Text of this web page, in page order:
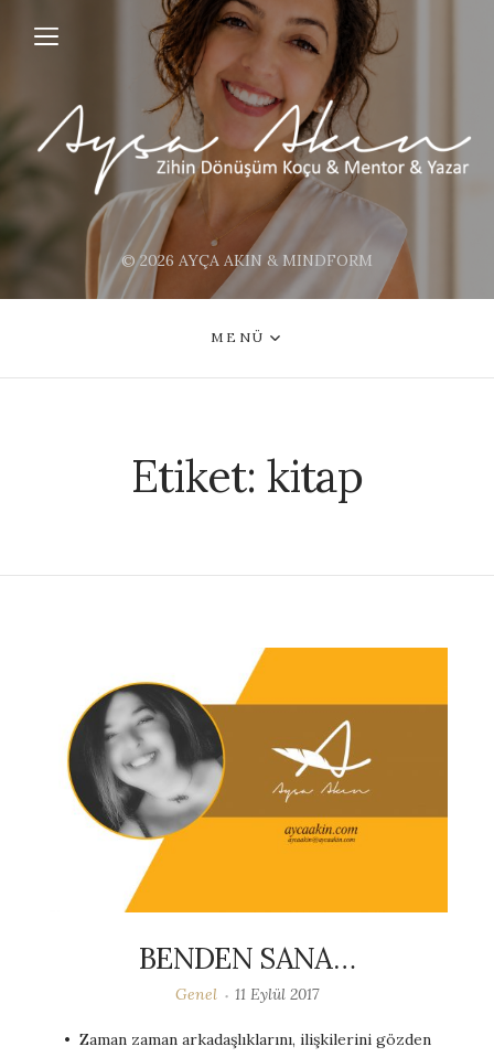
© 2026 AYÇA AKIN & MINDFORM
MENÜ
Etiket: kitap
BENDEN SANA…
Genel 11 Eylül 2017
• Zaman zaman arkadaşlıklarını, ilişkilerini gözden